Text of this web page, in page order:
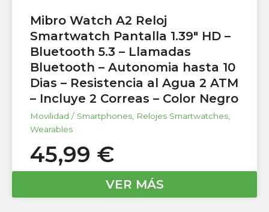
Mibro Watch A2 Reloj
Smartwatch Pantalla 1.39″ HD –
Bluetooth 5.3 – Llamadas
Bluetooth – Autonomia hasta 10
Dias – Resistencia al Agua 2 ATM
– Incluye 2 Correas – Color Negro
Movilidad / Smartphones Relojes Smartwatches
Wearables
45,99 €
VER MÁS